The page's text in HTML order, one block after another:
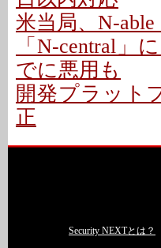
米当局、N-
「N-central」
でに悪用も
開発プラット
正
Security NEXTとは？